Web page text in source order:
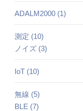
ADALM2000 (1)
測定 (10)
ノイズ (3)
IoT (10)
無線 (5)
BLE (7)